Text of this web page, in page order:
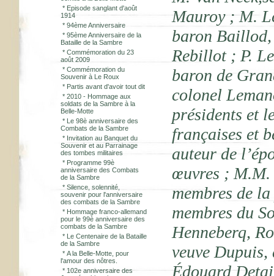
* Episode sanglant d'août
1914
* 94ème Anniversaire
* 95ème Anniversaire de la
Bataille de la Sambre
* Commémoration du 23
août 2009
* Commémoration du
Souvenir à Le Roux
* Partis avant d'avoir tout dit
* 2010 - Hommage aux
soldats de la Sambre à la
Belle-Motte
* Le 98è anniversaire des
Combats de la Sambre
* Invitation au Banquet du
Souvenir et au Parrainage
des tombes militaires
* Programme 99è
anniversaire des Combats
de la Sambre
* Silence, solennité,
souvenir pour l'anniversaire
des combats de la Sambre
* Hommage franco-allemand
pour le 99è anniversaire des
combats de la Sambre
* Le Centenaire de la Bataille
de la Sambre
* A la Belle-Motte, pour
l'amour des nôtres.
* 102e anniversaire des
Mauroy ; M.
baron
Rebillot ; P.
baron de
colonel
présidents et
françaises et
auteur de
œuvres ; M.M.
membres de
membres du
Henneberq,
veuve Dupuis,
Édouard